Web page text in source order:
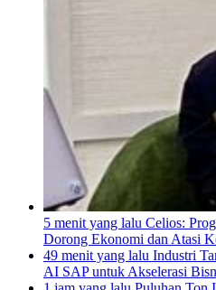
5 menit yang lalu Celios:
Dorong Ekonomi dan Atasi
49 menit yang lalu Industri
AI SAP untuk Akselerasi